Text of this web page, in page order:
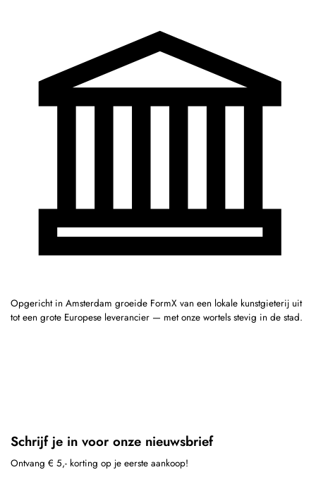
Opgericht in Amsterdam groeide FormX van een lokale kunstgieterij uit
tot een grote Europese leverancier — met onze wortels stevig in de stad.
Schrijf je in voor onze nieuwsbrief
Ontvang € 5,- korting op je eerste aankoop!